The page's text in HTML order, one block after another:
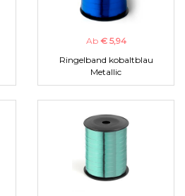
Ab € 5,94
Ringelband kobaltblau
Metallic